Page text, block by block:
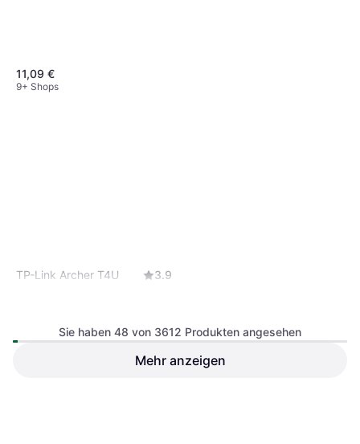
11,09 €
9+ Shops
TP-Link Archer T4U 3.9
Sie haben 48 von 3612 Produkten angesehen
Mehr anzeigen